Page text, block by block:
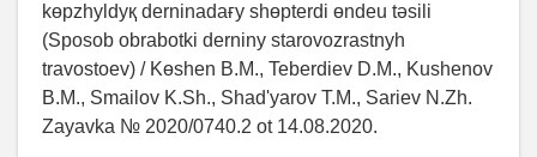
kөpzhyldyқ derninadaғy shөpterdі өndeu tәsіlі
(Sposob obrabotki derniny starovozrastnyh
travostoev) / Kөshen B.M., Teberdiev D.M., Kushenov
B.M., Smailov K.Sh., Shad'yarov T.M., Sariev N.Zh.
Zayavka № 2020/0740.2 ot 14.08.2020.